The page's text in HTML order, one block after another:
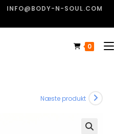
INFO@BODY-N-SOUL.COM
0
Næste produkt